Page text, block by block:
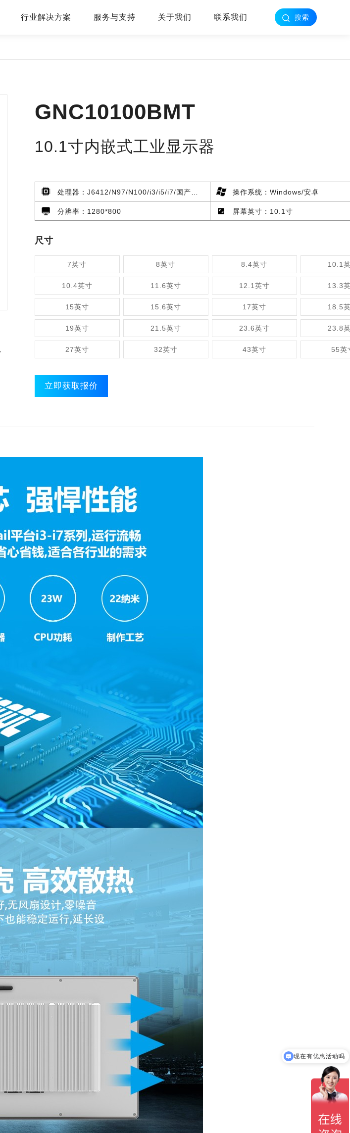
行业解决方案 服务与支持 关于我们 联系我们 搜索
GNC10100BMT
10.1寸内嵌式工业显示器
处理器：J6412/N97/N100/i3/i5/i7/国产化/四核RK3288/四核RK3568/六核RK3399/八核RK3588 操作系统：Windows/安卓
分辨率：1280*800 屏幕英寸：10.1寸
尺寸
7英寸 8英寸 8.4英寸 10.1
10.4英寸 11.6英寸 12.1英寸 13.3
15英寸 15.6英寸 17英寸 18.5
19英寸 21.5英寸 23.6英寸 23.8
27英寸 32英寸 43英寸 55英
立即获取报价
可以介绍下你们的产品么